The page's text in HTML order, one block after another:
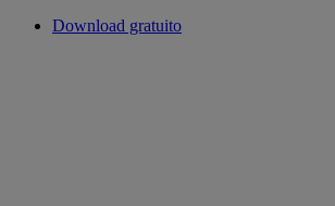
Download gratuito